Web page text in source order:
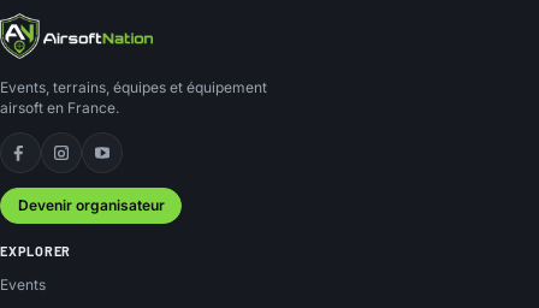
Events, terrains, équipes et équipement
airsoft en France.
Facebook
Instagram
YouTube
Devenir organisateur
EXPLORER
Events